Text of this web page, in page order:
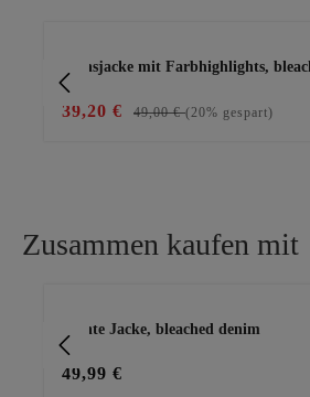
Jeansjacke mit Farbhighlights,
39,20 € 49,00 €(20% gespart)
Zusammen kaufen mit
leichte Jacke, bleached denim
49,99 €